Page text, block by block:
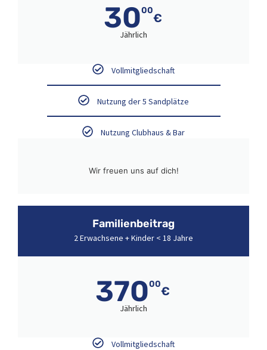
3000
€
Jährlich
Vollmitgliedschaft
Nutzung der 5 Sandplätze
Nutzung Clubhaus & Bar
Wir freuen uns auf dich!
Familienbeitrag
2 Erwachsene + Kinder < 18 Jahre
37000
€
Jährlich
Vollmitgliedschaft